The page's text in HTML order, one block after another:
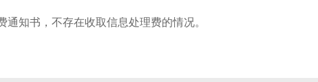
知书，不存在收取信息处理费的情况。